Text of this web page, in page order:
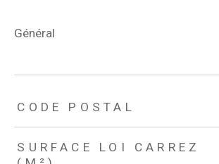
général
TRAD_ZEPHYR_Caracteristique
CODE POSTAL
SURFACE LOI CARREZ